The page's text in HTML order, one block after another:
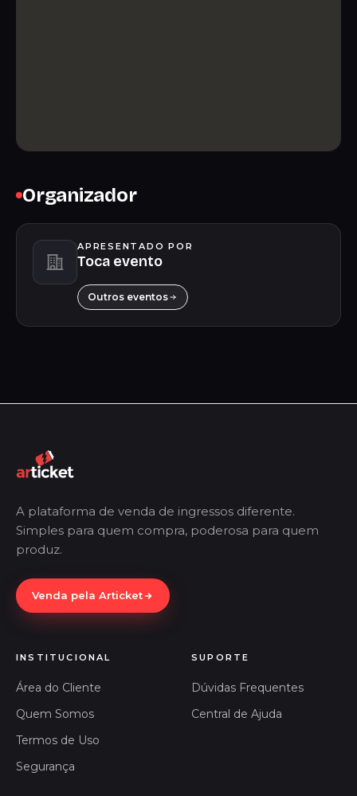
Organizador
APRESENTADO POR
Toca evento
Outros eventos
A plataforma de venda de ingressos diferente.
Simples para quem compra, poderosa para quem
produz.
Venda pela Articket
INSTITUCIONAL
Área do Cliente
Quem Somos
Termos de Uso
Segurança
SUPORTE
Dúvidas Frequentes
Central de Ajuda